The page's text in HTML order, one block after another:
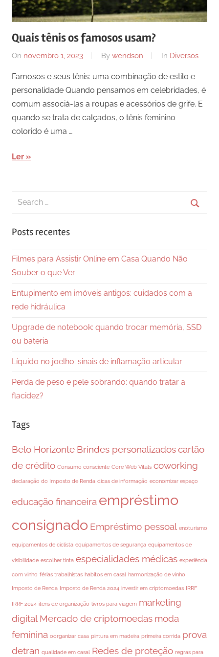
Quais tênis os famosos usam?
On novembro 1, 2023 By wendson In Diversos
Famosos e seus tênis: uma combinação de estilo e
personalidade Quando pensamos em celebridades, é
comum associá-las a roupas e acessórios de grife. E
quando se trata de calçados, o tênis feminino
colorido é uma …
Ler
Search
Posts recentes
Filmes para Assistir Online em Casa Quando Não
Souber o que Ver
Entupimento em imóveis antigos: cuidados com a
rede hidráulica
Upgrade de notebook: quando trocar memória, SSD
ou bateria
Líquido no joelho: sinais de inflamação articular
Perda de peso e pele sobrando: quando tratar a
flacidez?
Tags
Belo Horizonte Brindes personalizadoscartão
de crédito Consumo consciente Core Web Vitals coworking
declaração do Imposto de Renda dicas de informação economizar espaço
educação financeira empréstimo
consignado Empréstimo pessoal enoturismo
equipamentos de ciclista equipamentos de segurança equipamentos de
visibilidade escolher tinta especialidades médicas experiência
com vinho férias trabalhistas habitos em casal harmonização de vinho
Imposto de Renda Imposto de Renda 2024 investir em criptomoedas IRRF
IRRF 2024 itens de organização livros para viagem marketing
digital Mercado de criptomoedas moda
feminina oorganizar casa pintura em madeira primeira corrida prova
detran qualidade em casal Redes de proteção regras para